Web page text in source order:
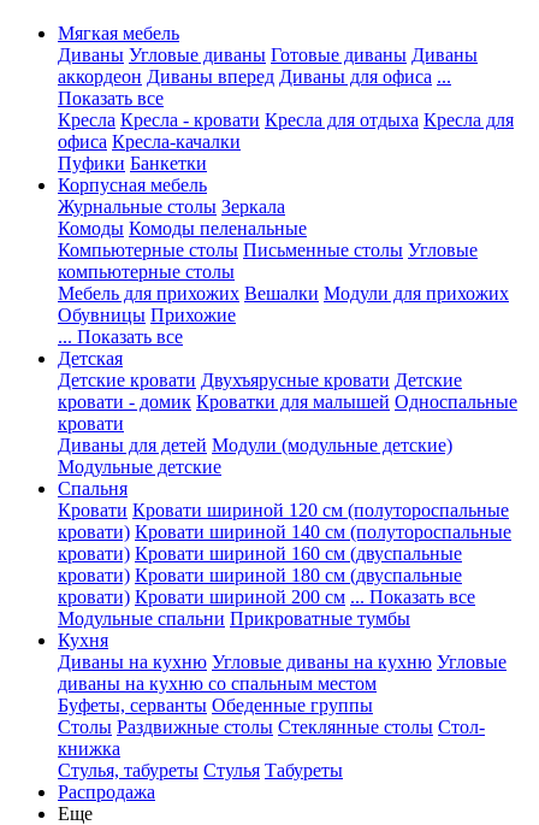
Мягкая мебель
Диваны Угловые диваны Готовые диваны Диваны
аккордеон Диваны вперед Диваны для офиса ...
Показать все
Кресла Кресла - кровати Кресла для отдыха Кресла для
офиса Кресла-качалки
Пуфики Банкетки
Корпусная мебель
Журнальные столы Зеркала
Комоды Комоды пеленальные
Компьютерные столы Письменные столы Угловые
компьютерные столы
Мебель для прихожих Вешалки Модули для прихожих
Обувницы Прихожие
... Показать все
Детская
Детские кровати Двухъярусные кровати Детские
кровати - домик Кроватки для малышей Односпальные
кровати
Диваны для детей Модули (модульные детские)
Модульные детские
Спальня
Кровати Кровати шириной 120 см (полутороспальные
кровати) Кровати шириной 140 см (полутороспальные
кровати) Кровати шириной 160 см (двуспальные
кровати) Кровати шириной 180 см (двуспальные
кровати) Кровати шириной 200 см ... Показать все
Модульные спальни Прикроватные тумбы
Кухня
Диваны на кухню Угловые диваны на кухню Угловые
диваны на кухню со спальным местом
Буфеты, серванты Обеденные группы
Столы Раздвижные столы Стеклянные столы Стол-
книжка
Стулья, табуреты Стулья Табуреты
Распродажа
Еще